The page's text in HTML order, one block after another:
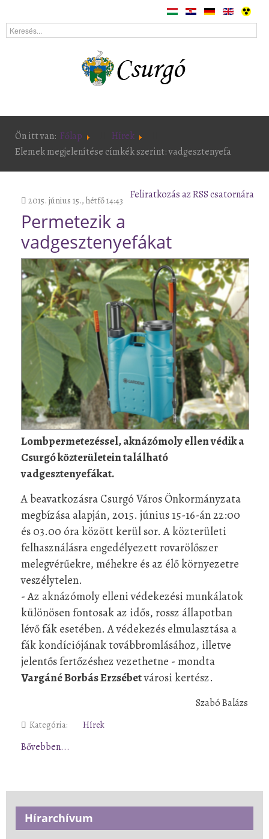
Ön itt van: Főlap
Hírek
Elemek megjelenítése címkék szerint: vadgesztenyefa
Feliratkozás az RSS csatornára
2015. június 15., hétfő 14:43
Permetezik a
vadgesztenyefákat
Lombpermetezéssel, aknázómoly ellen védik a
Csurgó közterületein található
vadgesztenyefákat.
A beavatkozásra Csurgó Város Önkormányzata
megbízása alapján, 2015. június 15-16-án 22:00
és 03.00 óra között kerül sor. A közterületi
felhasználásra engedélyezett rovarölőszer
melegvérűekre, méhekre és az élő környezetre
veszélytelen.
- Az aknázómoly elleni védekezési munkálatok
különösen fontosak az idős, rossz állapotban
lévő fák esetében. A védekezés elmulasztása a
fák kondíciójának továbbromlásához, illetve
jelentős fertőzéshez vezethetne - mondta
Vargáné Borbás Erzsébetvárosi kertész.
Szabó Balázs
Kategória: Hírek
Bővebben...
Hírarchívum